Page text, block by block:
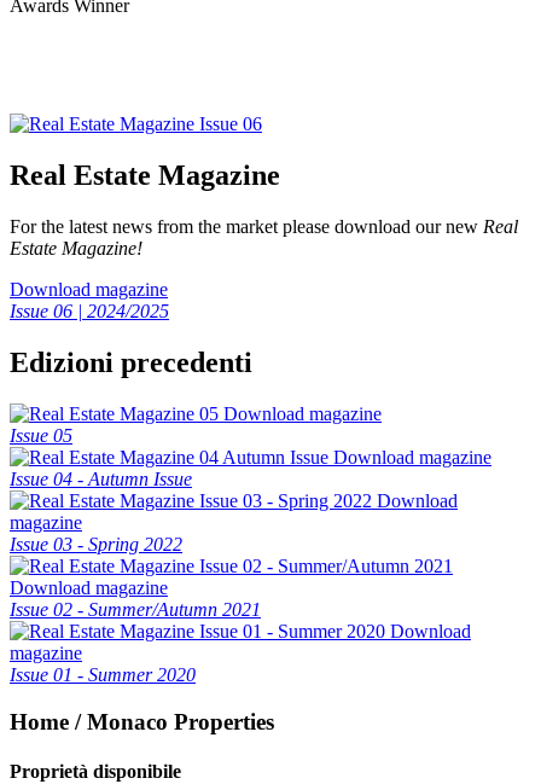
Real Estate Magazine
For the latest news from the market please download our new Real
Estate Magazine!
Download magazine
Issue 06 | 2024/2025
Edizioni precedenti
Download magazine
Issue 05
Download magazine
Issue 04 - Autumn Issue
Download
magazine
Issue 03 - Spring 2022
Download magazine
Issue 02 - Summer/Autumn 2021
Download
magazine
Issue 01 - Summer 2020
Home / Monaco Properties
Proprietà disponibile